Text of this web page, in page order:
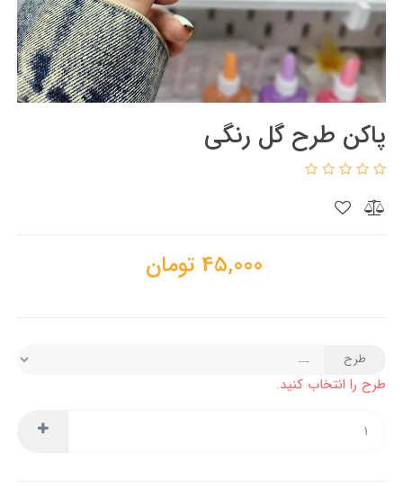
پاکن طرح گل رنگی
45,000 تومان
طرح
طرح را انتخاب کنید.